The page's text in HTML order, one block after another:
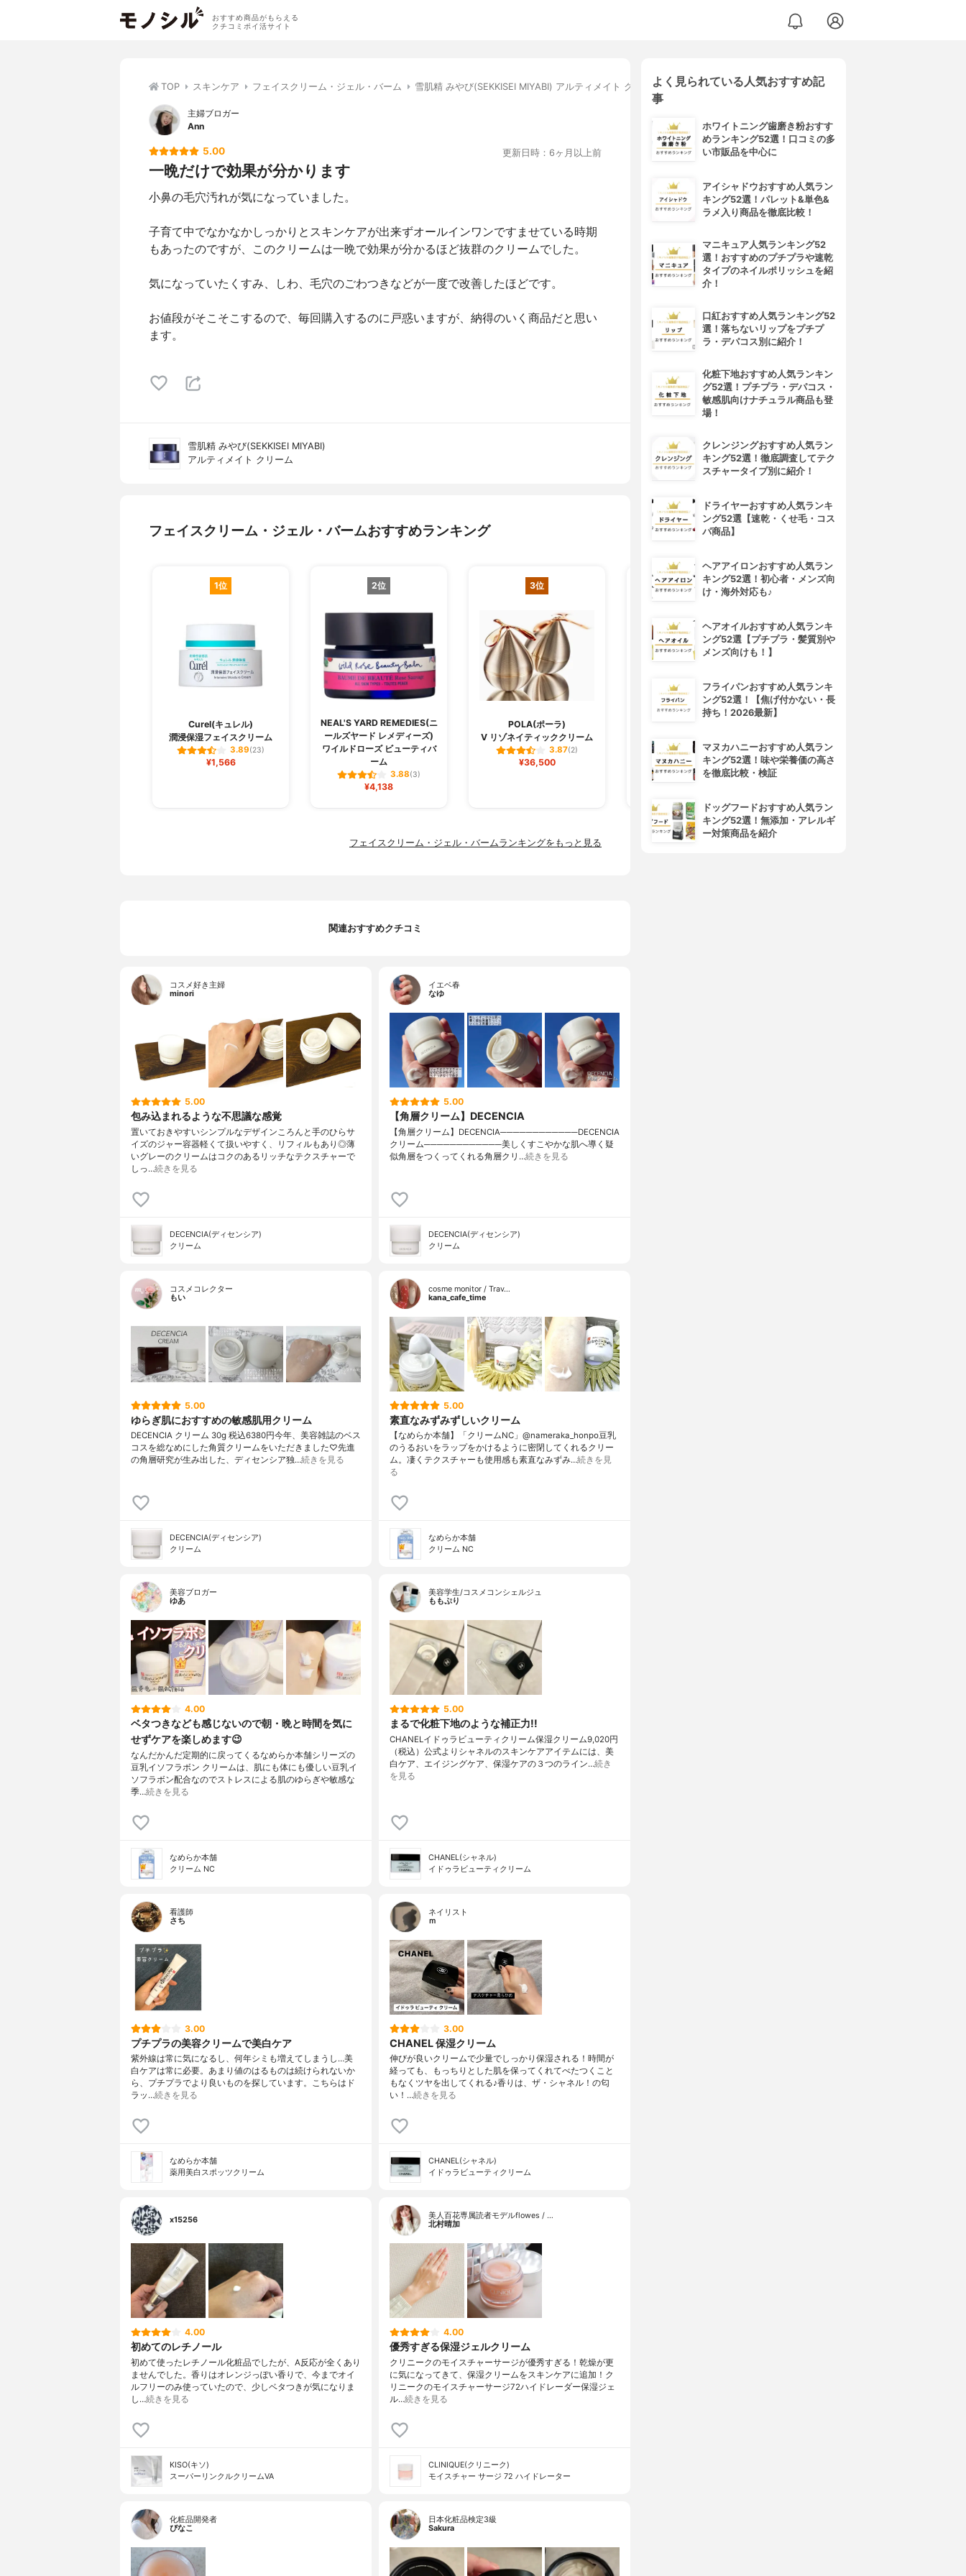
おすすめ商品がもらえる
クチコミポイ活サイト
TOP スキンケア フェイスクリーム・ジェル・バーム 雪肌精 みやび(SEKKISEI MIYABI) アルティメイト クリーム
主婦ブロガー
Ann
5.00 更新日時：6ヶ月以上前
一晩だけで効果が分かります
小鼻の毛穴汚れが気になっていました。
子育て中でなかなかしっかりとスキンケアが出来ずオールインワンですませている時期
もあったのですが、このクリームは一晩で効果が分かるほど抜群のクリームでした。
気になっていたくすみ、しわ、毛穴のごわつきなどが一度で改善したほどです。
お値段がそこそこするので、毎回購入するのに戸惑いますが、納得のいく商品だと思い
ます。
雪肌精 みやび(SEKKISEI MIYABI)
アルティメイト クリーム
フェイスクリーム・ジェル・バームおすすめランキング
1位
Curel(キュレル)
潤浸保湿フェイスクリーム
3.89(23)
¥1,566
2位
NEAL'S YARD REMEDIES(ニ
ールズヤード レメディーズ)
ワイルドローズ ビューティバ
ーム
3.88(3)
¥4,138
3位
POLA(ポーラ)
V リゾネイティッククリーム
3.87(2)
¥36,500
4位
3.86(11)
¥2,500
フェイスクリーム・ジェル・バームランキングをもっと見る
関連おすすめクチコミ
コスメ好き主婦
minori
5.00
包み込まれるような不思議な感覚
置いておきやすいシンプルなデザインころんと手のひらサ
イズのジャー容器軽くて扱いやすく、リフィルもあり◎薄
いグレーのクリームはコクのあるリッチなテクスチャーで
しっ…続きを見る
DECENCIA(ディセンシア)
クリーム
イエベ春
なゆ
5.00
【角層クリーム】DECENCIA
【角層クリーム】DECENCIA────────────DECENCIA
クリーム────────────美しくすこやかな肌へ導く疑
似角層をつくってくれる角層クリ…続きを見る
DECENCIA(ディセンシア)
クリーム
コスメコレクター
もい
5.00
ゆらぎ肌におすすめの敏感肌用クリーム
DECENCIA クリーム 30g 税込6380円今年、美容雑誌のベス
コスを総なめにした角質クリームをいただきました♡先進
の角層研究が生み出した、ディセンシア独…続きを見る
DECENCIA(ディセンシア)
クリーム
cosme monitor / Trav…
kana_cafe_time
5.00
素直なみずみずしいクリーム
【なめらか本舗】「クリームNC」@nameraka_honpo豆乳
のうるおいをラップをかけるように密閉してくれるクリー
ム。凄くテクスチャーも使用感も素直なみずみ…続きを見
る
なめらか本舗
クリーム NC
美容ブロガー
ゆあ
4.00
ベタつきなども感じないので朝・晩と時間を気に
せずケアを楽しめます😉
なんだかんだ定期的に戻ってくるなめらか本舗シリーズの
豆乳イソフラボン クリームは、肌にも体にも優しい豆乳イ
ソフラボン配合なのでストレスによる肌のゆらぎや敏感な
季…続きを見る
なめらか本舗
クリーム NC
美容学生/コスメコンシェルジュ
ももぷり
5.00
まるで化粧下地のような補正力!!
CHANELイドゥラビューティクリーム保湿クリーム9,020円
（税込）公式よりシャネルのスキンケアアイテムには、美
白ケア、エイジングケア、保湿ケアの３つのライン…続き
を見る
CHANEL(シャネル)
イドゥラビューティクリーム
看護師
さち
3.00
プチプラの美容クリームで美白ケア
紫外線は常に気になるし、何年シミも増えてしまうし…美
白ケアは常に必要。あまり値のはるものは続けられないか
ら、プチプラでより良いものを探しています。こちらはド
ラッ…続きを見る
なめらか本舗
薬用美白スポッツクリーム
ネイリスト
ｍ
3.00
CHANEL 保湿クリーム
伸びが良いクリームで少量でしっかり保湿される！時間が
経っても、もっちりとした肌を保ってくれてべたつくこと
もなくツヤを出してくれる♪香りは、ザ・シャネル！の匂
い！…続きを見る
CHANEL(シャネル)
イドゥラビューティクリーム
x15256
4.00
初めてのレチノール
初めて使ったレチノール化粧品でしたが、A反応が全くあり
ませんでした。香りはオレンジっぽい香りで、今までオイ
ルフリーのみ使っていたので、少しベタつきが気になりま
し…続きを見る
KISO(キソ)
スーパーリンクルクリームVA
美人百花専属読者モデルflowes / …
北村晴加
4.00
優秀すぎる保湿ジェルクリーム
クリニークのモイスチャーサージが優秀すぎる！乾燥が更
に気になってきて、保湿クリームをスキンケアに追加！ク
リニークのモイスチャーサージ72ハイドレーダー保湿ジェ
ル…続きを見る
CLINIQUE(クリニーク)
モイスチャー サージ 72 ハイドレーター
化粧品開発者
ぴなこ
日本化粧品検定3級
Sakura
よく見られている人気おすすめ記
事
ホワイトニング歯磨き粉おすす
めランキング52選！口コミの多
い市販品を中心に
アイシャドウおすすめ人気ラン
キング52選！パレット&単色&
ラメ入り商品を徹底比較！
マニキュア人気ランキング52
選！おすすめのプチプラや速乾
タイプのネイルポリッシュを紹
介！
口紅おすすめ人気ランキング52
選！落ちないリップをプチプ
ラ・デパコス別に紹介！
化粧下地おすすめ人気ランキン
グ52選！プチプラ・デパコス・
敏感肌向けナチュラル商品も登
場！
クレンジングおすすめ人気ラン
キング52選！徹底調査してテク
スチャータイプ別に紹介！
ドライヤーおすすめ人気ランキ
ング52選【速乾・くせ毛・コス
パ商品】
ヘアアイロンおすすめ人気ラン
キング52選！初心者・メンズ向
け・海外対応も♪
ヘアオイルおすすめ人気ランキ
ング52選【プチプラ・髪質別や
メンズ向けも！】
フライパンおすすめ人気ランキ
ング52選！【焦げ付かない・長
持ち！2026最新】
マヌカハニーおすすめ人気ラン
キング52選！味や栄養価の高さ
を徹底比較・検証
ドッグフードおすすめ人気ラン
キング52選！無添加・アレルギ
ー対策商品を紹介